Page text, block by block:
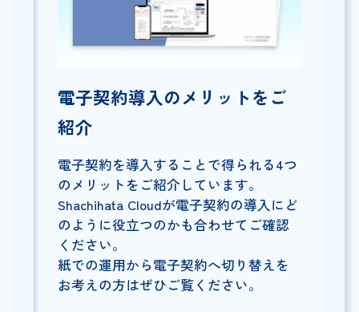
電子契約導入のメリットをご
紹介
電子契約を導入することで得られる4つ
のメリットをご紹介しています。
Shachihata Cloudが電子契約の導入にど
のように役立つのかも合わせてご確認
ください。
紙での運用から電子契約へ切り替えを
お考えの方はぜひご覧ください。